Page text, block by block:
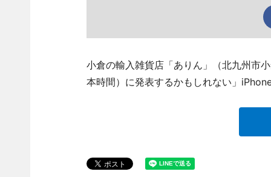
小倉の輸入雑貨店「ありん」（北九州市
本時間）に発表するかもしれない」